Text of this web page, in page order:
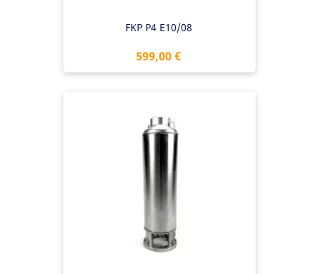
FKP P4 E10/08
Preis
599,00 €